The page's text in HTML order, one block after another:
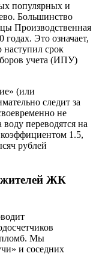
популярных и
Большинство
Производственная
Это означает,
наступил срок
учета (ИПУ)
(или
следит за
не
воду переводятся на
1.5,
рублей
жителей ЖК
пломб. Мы
и соседних